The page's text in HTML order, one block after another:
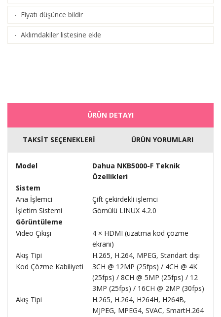
· Fiyatı düşünce bildir
· Aklımdakiler listesine ekle
ÜRÜN DETAYI
TAKSİT SEÇENEKLERİ ÜRÜN YORUMLARI
Model
Dahua NKB5000-F Teknik
Özellikleri
Sistem
Ana İşlemci
Çift çekirdekli işlemci
İşletim Sistemi
Gömülü LINUX 4.2.0
Görüntüleme
Video Çıkışı
4 × HDMI (uzatma kod çözme
ekranı)
Akış Tipi
H.265, H.264, MPEG, Standart dışı
Kod Çözme Kabiliyeti
3CH @ 12MP (25fps) / 4CH @ 4K
(25fps) / 8CH @ 5MP (25fps) / 12
3MP (25fps) / 16CH @ 2MP (30fps)
Akış Tipi
H.265, H.264, H264H, H264B,
MJPEG, MPEG4, SVAC, SmartH.264